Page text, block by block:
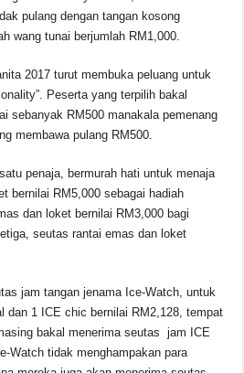
pulang dengan tangan kosong
wang tunai berjumlah RM1,000.
2017 turut membuka peluang untuk
Peserta yang terpilih bakal
sebanyak RM500 manakala pemenang
membawa pulang RM500.
penaja, bermurah hati untuk menaja
bernilai RM5,000 sebagai hadiah
dan loket bernilai RM3,000 bagi
seutas rantai emas dan loket
jam tangan jenama Ice-Watch, untuk
dan 1 ICE chic bernilai RM2,128, tempat
bakal menerima seutas jam ICE
Watch tidak menghampakan para